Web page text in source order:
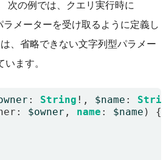
次の例では、クエリ実行時に
ラメーターを受け取るように定義し
は、省略できない文字列型パラメー
ます。
: String !, $name :
: $owner , name : $name )
{